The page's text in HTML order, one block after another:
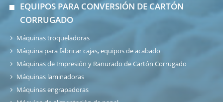
EQUIPOS PARA CONVERSIÓN DE CARTÓN
CORRUGADO
Máquinas troqueladoras
Máquina para fabricar cajas, equipos de acabado
Máquinas de Impresión y Ranurado de Cartón Corrugado
Máquinas laminadoras
Máquinas engrapadoras